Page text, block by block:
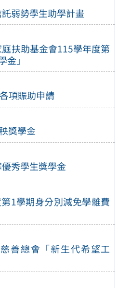
弱勢學生助學計畫
扶助基金會115學年度第
」
項賑助申請
獎學金
秀學生獎學金
1學期身分別減免學雜費
善總會「新生代希望工